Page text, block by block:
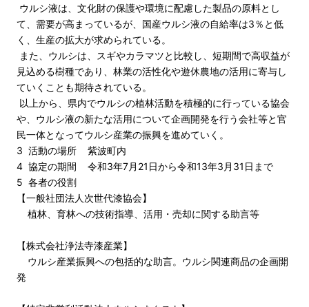
ウルシ液は、文化財の保護や環境に配慮した製品の原料とし
て、需要が高まっているが、国産ウルシ液の自給率は3％と低
く、生産の拡大が求められている。
また、ウルシは、スギやカラマツと比較し、短期間で高収益が
見込める樹種であり、林業の活性化や遊休農地の活用に寄与し
ていくことも期待されている。
以上から、県内でウルシの植林活動を積極的に行っている協会
や、ウルシ液の新たな活用について企画開発を行う会社等と官
民一体となってウルシ産業の振興を進めていく。
3 活動の場所 紫波町内
4 協定の期間 令和3年7月21日から令和13年3月31日まで
5 各者の役割
【一般社団法人次世代漆協会】
植林、育林への技術指導、活用・売却に関する助言等
【株式会社浄法寺漆産業】
ウルシ産業振興への包括的な助言。ウルシ関連商品の企画開
発